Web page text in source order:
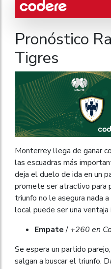
Pronóstico
Tigres
Monterrey llega de ganar
las escuadras más
deja el duelo de ida en un
promete ser atractivo para
triunfo no le asegura nada
local puede ser una
Empate/ +260 en
Se espera un partido
salgan a buscar el triunfo.